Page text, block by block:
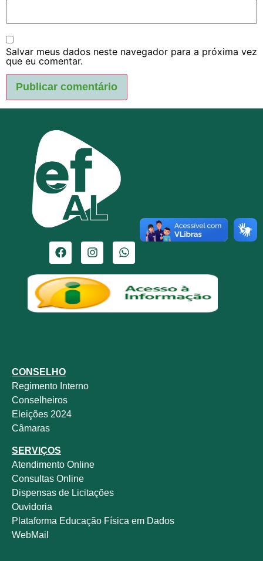
Salvar meus dados neste navegador para a próxima vez
que eu comentar.
CONSELHO
Regimento Interno
Conselheiros
Eleições 2024
Câmaras
SERVIÇOS
Atendimento Online
Consultas Online
Dispensas de Licitações
Ouvidoria
Plataforma Educação Física em Dados
WebMail